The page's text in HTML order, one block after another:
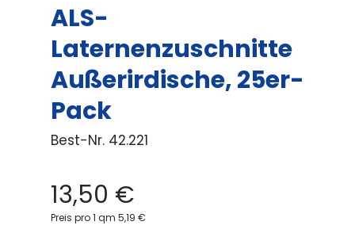
ALS-
Laternenzuschnitte
Außerirdische, 25er-
Pack
Best-Nr. 42.221
13,50 €
Preis pro 1 qm 5,19 €